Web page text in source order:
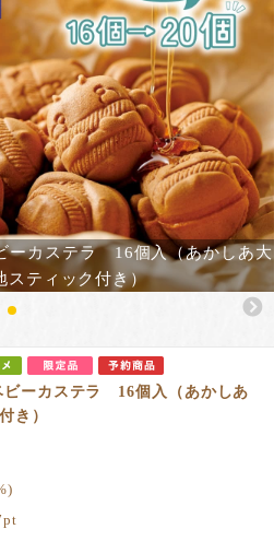
ーカステラ 16個入（あかしあ大
スティック付き）
ビーカステラ 16個入（あかしあ
き）
pt